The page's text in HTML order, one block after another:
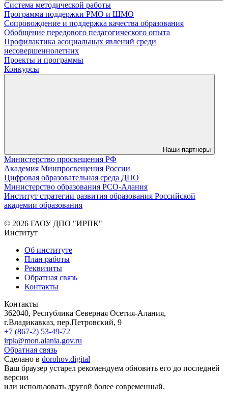
Система методической работы
Программа поддержки РМО и ШМО
Сопровождение и поддержка качества образования
Обобщение передового педагогического опыта
Профилактика асоциальных явлений среди
несовершеннолетних
Проекты и программы
Конкурсы
Наши партнеры
Министерство просвещения РФ
Академия Минпросвещения России
Цифровая образовательная среда ДПО
Министерство образования РСО-Алания
Институт стратегии развития образования Российской
академии образования
© 2026 ГАОУ ДПО "ИРПК"
Институт
Об институте
План работы
Реквизиты
Обратная связь
Контакты
Контакты
362040, Республика Северная Осетия-Алания,
г.Владикавказ, пер.Петровский, 9
+7 (867-2) 53-49-72
irpk@mon.alania.gov.ru
Обратная связь
Сделано в dorohov.digital
Ваш браузер устарел рекомендуем обновить его до последней
версии
или использовать другой более современный.